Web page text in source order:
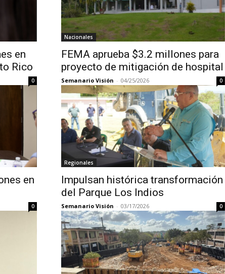
en
Rico
0
Nacionales
FEMA aprueba $3.2 millones para
proyecto de mitigación de hospital
Semanario Visión - 04/25/2026 0
en
0
Regionales
Impulsan histórica transformación
del Parque Los Indios
Semanario Visión - 03/17/2026 0